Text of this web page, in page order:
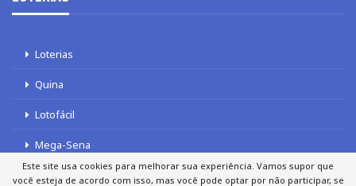
Loterias
Quina
Lotofácil
Mega-Sena
Tele sena
Este site usa cookies para melhorar sua experiência. Vamos supor que
você esteja de acordo com isso, mas você pode optar por não participar, se